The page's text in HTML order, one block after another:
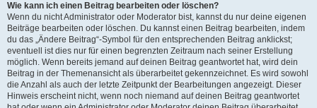
Wie kann ich einen Beitrag bearbeiten oder löschen?
Wenn du nicht Administrator oder Moderator bist, kannst du nur deine eigenen
Beiträge bearbeiten oder löschen. Du kannst einen Beitrag bearbeiten, indem
du das „Ändere Beitrag“-Symbol für den entsprechenden Beitrag anklickst;
eventuell ist dies nur für einen begrenzten Zeitraum nach seiner Erstellung
möglich. Wenn bereits jemand auf deinen Beitrag geantwortet hat, wird dein
Beitrag in der Themenansicht als überarbeitet gekennzeichnet. Es wird sowohl
die Anzahl als auch der letzte Zeitpunkt der Bearbeitungen angezeigt. Dieser
Hinweis erscheint nicht, wenn noch niemand auf deinen Beitrag geantwortet